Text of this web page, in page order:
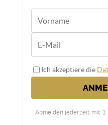
Ich akzeptiere die
Abmelden jederzeit mit 1